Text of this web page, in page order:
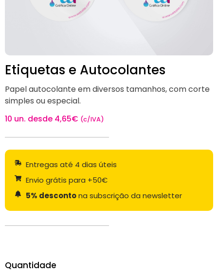
Etiquetas e Autocolantes
Papel autocolante em diversos tamanhos, com corte
simples ou especial.
10 un. desde 4,65€ (c/IVA)
Entregas até 4 dias úteis
Envio grátis para +50€
5% descontona subscrição da newsletter
Quantidade